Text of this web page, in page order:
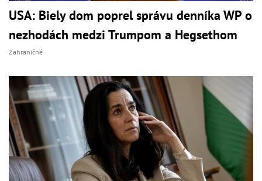
USA: Biely dom poprel správu denníka WP o
nezhodách medzi Trumpom a Hegsethom
Zahraničné